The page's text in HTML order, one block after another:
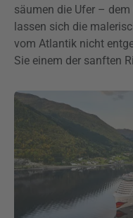
säumen die Ufer –
lassen sich die
vom Atlantik nicht
Sie einem der sanften